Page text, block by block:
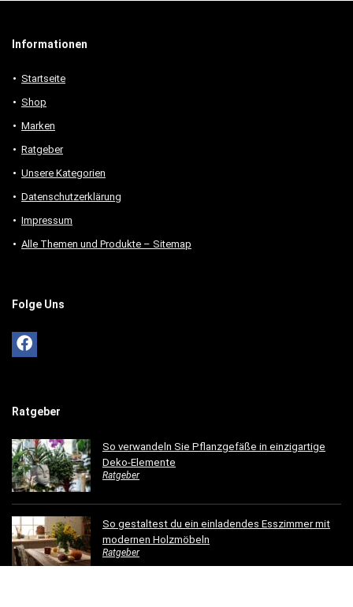
Informationen
Startseite
Shop
Marken
Ratgeber
Unsere Kategorien
Datenschutzerklärung
Impressum
Alle Themen und Produkte – Sitemap
Folge Uns
Ratgeber
So verwandeln Sie Pflanzgefäße in einzigartige
Deko-Elemente
Ratgeber
So gestaltest du ein einladendes Esszimmer mit
modernen Holzmöbeln
Ratgeber